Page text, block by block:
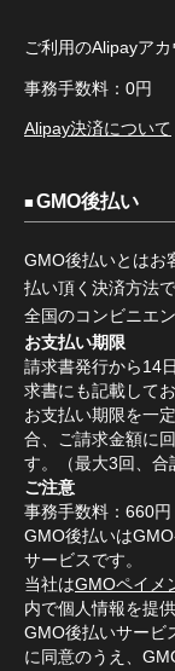
ご利用のAlipayア
事務手数料：0円
Alipay決済について
GMO後払い
GMO後払いとはお
払い頂く決済方法で
全国のコンビニエ
お支払い期限
請求書発行から14
求書にも記載してお
お支払い期限を一
合、ご請求金額に
す。（最大3回、合
ご注意
事務手数料：660円
GMO後払いは
サービスです。
当社はGMOペイメ
内で個人情報を提
GMO後払いサービ
に同意のうえ、